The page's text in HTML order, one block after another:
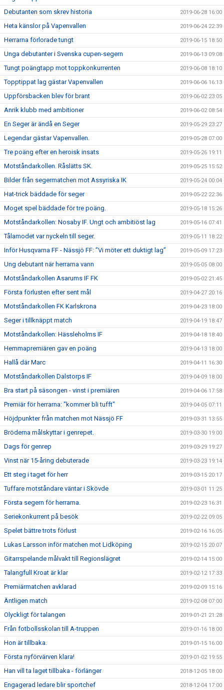
Debutanten som skrev historia 2019-06-28 16:00
Heta känslor på Vapenvallen 2019-06-24 22:39
Herrarna förlorade tungt 2019-06-15 18:50
Unga debutanter i Svenska cupen-segern 2019-06-13 09:08
Tungt poängtapp mot toppkonkurrenten 2019-06-08 18:10
Topptippat lag gästar Vapenvallen 2019-06-06 16:13
Uppförsbacken blev för brant 2019-06-02 23:05
Anrik klubb med ambitioner 2019-06-02 08:54
En Seger är ändå en Seger 2019-05-29 23:27
Legendar gästar Vapenvallen. 2019-05-28 07:00
Tre poäng efter en heroisk insats 2019-05-26 19:11
Motståndarkollen. Råslätts SK. 2019-05-25 15:52
Bilder från segermatchen mot Assyriska IK 2019-05-24 00:04
Hat-trick bäddade för seger 2019-05-22 22:36
Moget spel bäddade för tre poäng. 2019-05-18 15:26
Motståndarkollen: Nosaby IF. Ungt och ambitiöst lag 2019-05-16 07:41
Tålamodet var nyckeln till seger. 2019-05-11 18:22
Inför Husqvarna FF - Nässjö FF: ”Vi möter ett duktigt lag” 2019-05-09 17:23
Ung debutant när herrarna vann 2019-05-05 08:00
Motståndarkollen Asarums IF FK 2019-05-02 21:45
Första förlusten efter sent mål 2019-04-27 20:16
Motståndarkollen FK Karlskrona 2019-04-23 18:00
Seger i tillknäppt match 2019-04-19 18:47
Motståndarkollen: Hässleholms IF 2019-04-18 18:40
Hemmapremiären gav en poäng 2019-04-13 18:00
Hallå där Marc 2019-04-11 16:30
Motståndarkollen Dalstorps IF 2019-04-09 18:00
Bra start på säsongen - vinst i premiären 2019-04-06 17:58
Premiär för herrarna: "kommer bli tufft" 2019-04-05 07:11
Höjdpunkter från matchen mot Nässjö FF 2019-03-31 13:55
Bröderna målskyttar i genrepet. 2019-03-30 19:00
Dags för genrep 2019-03-29 19:27
Vinst när 15-åring debuterade 2019-03-23 19:14
Ett steg i taget för herr 2019-03-15 20:17
Tuffare motståndare väntar i Skövde 2019-03-01 11:25
Första segern för herrarna. 2019-02-23 16:31
Seriekonkurrent på besök 2019-02-22 09:05
Spelet bättre trots förlust 2019-02-16 16:05
Lukas Larsson inför matchen mot Lidköping 2019-02-15 20:07
Gitarrspelande målvakt till Regionslägret 2019-02-14 15:00
Talangfull Kroat är klar 2019-02-12 17:33
Premiärmatchen avklarad 2019-02-09 15:16
Äntligen match 2019-02-08 07:00
Olyckligt för talangen 2019-01-21 21:28
Från fotbollsskolan till A-truppen 2019-01-16 18:00
Hon är tillbaka. 2019-01-15 16:00
Första nyförvärven klara! 2019-01-02 19:55
Han vill ta laget tillbaka - förlänger 2018-12-05 18:00
Engagerad ledare blir sportchef 2018-12-04 17:00